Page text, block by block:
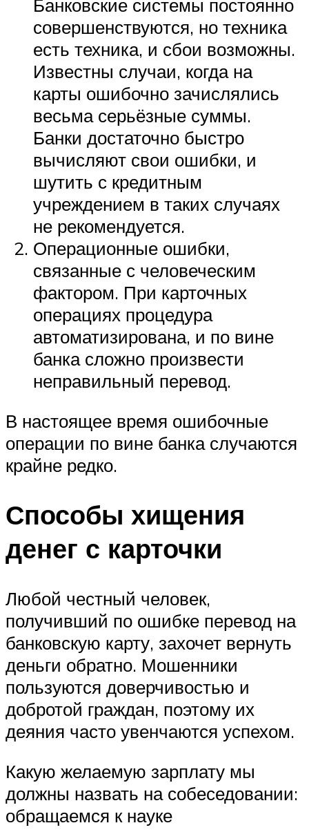
Банковские системы постоянно
совершенствуются, но техника
есть техника, и сбои возможны.
Известны случаи, когда на
карты ошибочно зачислялись
весьма серьёзные суммы.
Банки достаточно быстро
вычисляют свои ошибки, и
шутить с кредитным
учреждением в таких случаях
не рекомендуется.
Операционные ошибки,
связанные с человеческим
фактором. При карточных
операциях процедура
автоматизирована, и по вине
банка сложно произвести
неправильный перевод.
В настоящее время ошибочные
операции по вине банка случаются
крайне редко.
Способы хищения
денег с карточки
Любой честный человек,
получивший по ошибке перевод на
банковскую карту, захочет вернуть
деньги обратно. Мошенники
пользуются доверчивостью и
добротой граждан, поэтому их
деяния часто увенчаются успехом.
Какую желаемую зарплату мы
должны назвать на собеседовании:
обращаемся к науке